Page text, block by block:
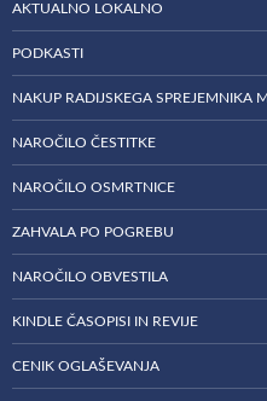
AKTUALNO LOKALNO
PODKASTI
NAKUP RADIJSKEGA SPREJEMNIKA
NAROČILO ČESTITKE
NAROČILO OSMRTNICE
ZAHVALA PO POGREBU
NAROČILO OBVESTILA
KINDLE ČASOPISI IN REVIJE
CENIK OGLAŠEVANJA